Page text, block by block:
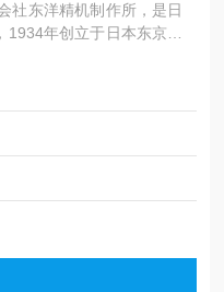
社东洋精机制作所‌，是日
年创立于日本东京，